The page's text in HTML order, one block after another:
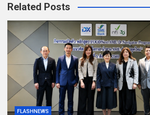
Related Posts
FLASHNEWS